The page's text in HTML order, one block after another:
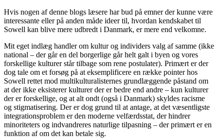
Hvis nogen af denne blogs læsere har bud på emner der kunne være
interessante eller på anden måde ideer til, hvordan kendskabet til
Sowell kan blive mere udbredt i Danmark, er mere end velkomne.
Mit eget indlæg handler om kultur og individers valg af samme (ikke
national – der går en del borgerlige går helt galt i byen og vores
forskellige kulturer står tilbage som rene postulater). Primært er der
dog tale om et forsøg på at eksemplificere en række pointer hos
Sowell rettet mod multikulturalisternes grundlæggende påstand om
at der ikke eksisterer kulturer der er bedre end andre – kun kulturer
der er forskellige, og at alt ondt (også i Danmark) skyldes racisme
og stigmatisering. Der er dog grund til at antage, at det væsentligste
integrationsproblem er den moderne velfærdsstat, der hindrer
minoriteters og indvandreres naturlige tilpasning – der primært er en
funktion af om det kan betale sig.